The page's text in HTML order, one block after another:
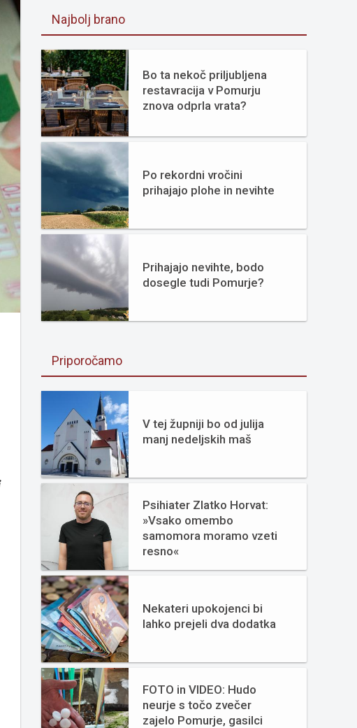
Najbolj brano
Bo ta nekoč priljubljena
restavracija v Pomurju
znova odprla vrata?
Po rekordni vročini
prihajajo plohe in nevihte
Prihajajo nevihte, bodo
dosegle tudi Pomurje?
Priporočamo
V tej župniji bo od julija
manj nedeljskih maš
Psihiater Zlatko Horvat:
»Vsako omembo
samomora moramo vzeti
resno«
Nekateri upokojenci bi
lahko prejeli dva dodatka
FOTO in VIDEO: Hudo
neurje s točo zvečer
zajelo Pomurje, gasilci